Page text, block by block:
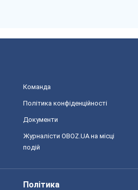
Команда
Політика конфіденційності
Документи
Журналісти OBOZ.UA на місці
подій
Політика